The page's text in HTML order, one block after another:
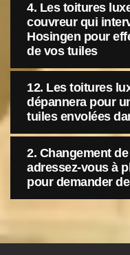
4. Les toitures
couvreur qui
Hosingen pour
de vos tuiles
12. Les toitures
dépannera pour
tuiles envolées
2. Changement
adressez-vous à
pour demander